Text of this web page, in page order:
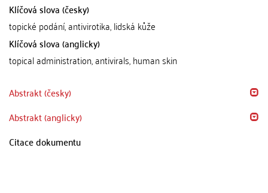
Klíčová slova (česky)
topické podání, antivirotika, lidská kůže
Klíčová slova (anglicky)
topical administration, antivirals, human skin
Abstrakt (česky)
Abstrakt (anglicky)
Citace dokumentu